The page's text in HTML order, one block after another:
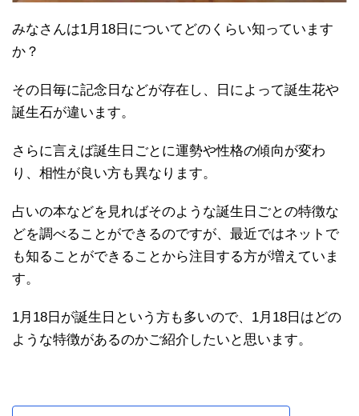
みなさんは1月18日についてどのくらい知っています
か？
その日毎に記念日などが存在し、日によって誕生花や
誕生石が違います。
さらに言えば誕生日ごとに運勢や性格の傾向が変わ
り、相性が良い方も異なります。
占いの本などを見ればそのような誕生日ごとの特徴な
どを調べることができるのですが、最近ではネットで
も知ることができることから注目する方が増えていま
す。
1月18日が誕生日という方も多いので、1月18日はどの
ような特徴があるのかご紹介したいと思います。